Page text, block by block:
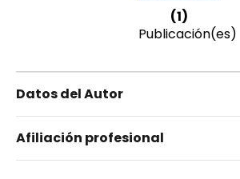
(1)
Publicación(es)
Datos del Autor
Flórez López, Carlos Alirio
Afiliación profesional